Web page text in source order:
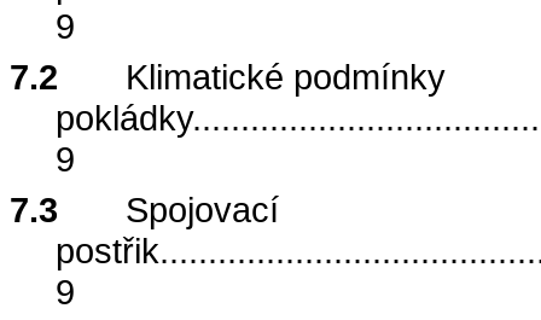
9
7.2
Klimatické podmínky
pokládky
9
7.3
Spojovací
postřik
9